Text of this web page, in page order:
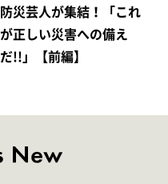
防災芸人が集結！「これ
が正しい災害への備え
だ!!」【前編】